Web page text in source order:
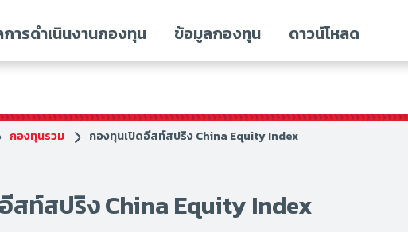
กองทุนรวม กองทุนเปิดอีสท์สปริง China Equity Index
สท์สปริง China Equity Index
ารดำเนินงานกองทุน ข้อมูลกองทุน ดาวน์โหลด